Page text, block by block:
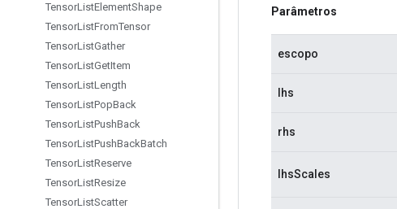
TensorListElementShape
TensorListFromTensor
TensorListGather
TensorListGetItem
TensorListLength
TensorListPopBack
TensorListPushBack
TensorListPushBackBatch
TensorListReserve
TensorListResize
TensorListScatter
Parâmetros
escopo
lhs
rhs
lhsScales